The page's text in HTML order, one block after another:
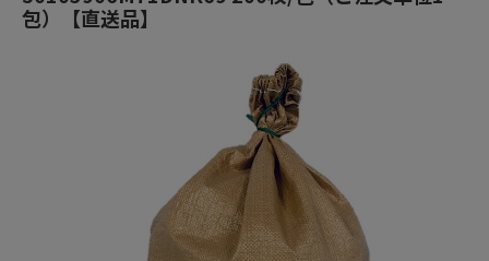
包）【直送品】